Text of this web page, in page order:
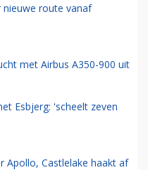
route vanaf
met Airbus A350-900 uit
Esbjerg: 'scheelt zeven
Apollo, Castlelake haakt af